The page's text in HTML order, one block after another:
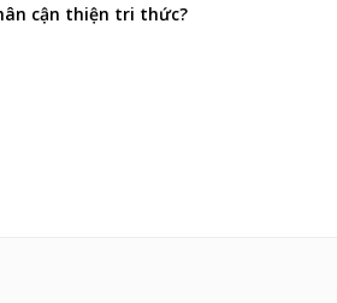
cận thiện tri thức?